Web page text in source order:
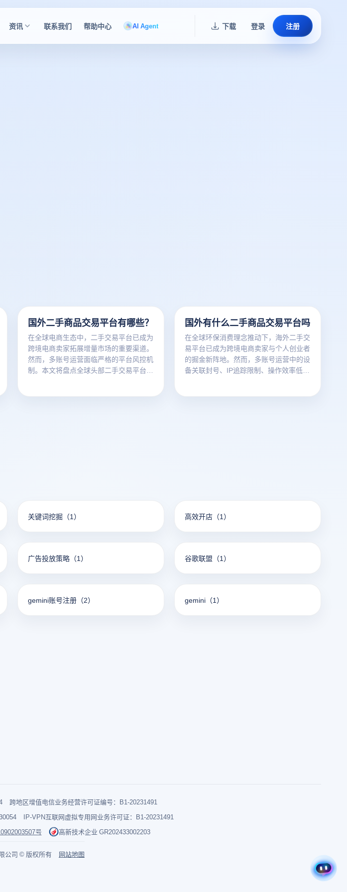
资讯 联系我们 帮助中心 AI Agent 下载 登录 注册
国外二手商品交易平台有哪些？
在全球电商生态中，二手交易平台已成为
跨境电商卖家拓展增量市场的重要渠道。
然而，多账号运营面临严格的平台风控机
制。本文将盘点全球头部二手交易平台，
国外有什么二手商品交易平台吗
在全球环保消费理念推动下，海外二手交
易平台已成为跨境电商卖家与个人创业者
的掘金新阵地。然而，多账号运营中的设
备关联封号、IP追踪限制、操作效率低下
关键词挖掘 （1） 高效开店 （1）
广告投放策略 （1） 谷歌联盟 （1）
gemini账号注册 （2） gemini （1）
跨地区增值电信业务经营许可证编号：B1-20231491
IP-VPN互联网虚拟专用网业务许可证：B1-20231491
号 高新技术企业 GR202433002203
公司 © 版权所有 网站地图